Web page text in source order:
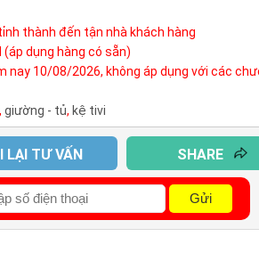
thành đến tận nhà khách hàng
(áp dụng hàng có sẵn)
nay 10/08/2026, không áp dụng với các
, giường - tủ, kệ tivi
LẠI TƯ VẤN SHARE
Gửi